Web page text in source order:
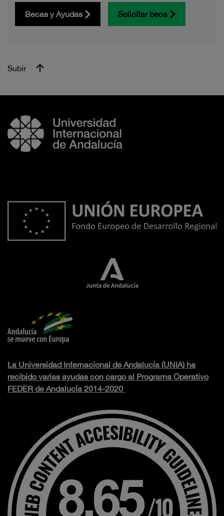
Becas y Ayudas Solicitar beca
Subir
La Universidad Internacional de Andalucía (UNIA) ha
recibido varias ayudas con cargo al Programa Operativo
FEDER de Andalucía 2014-2020